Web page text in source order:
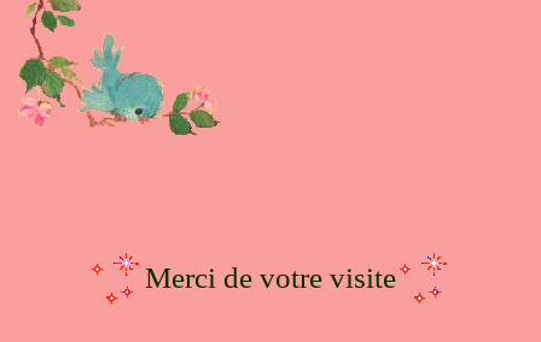
Merci de votre visite